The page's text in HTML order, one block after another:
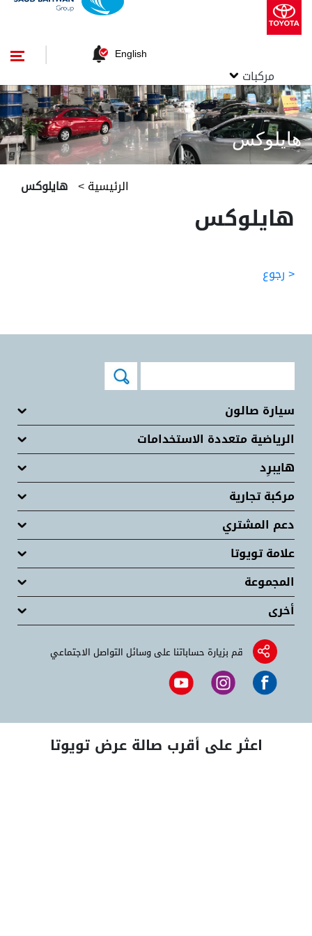
مركبات
English
هايلوكس
الرئيسية> هايلوكس
هايلوكس
< رجوع
سيارة صالون
الرياضية متعددة الاستخدامات
هايبرِد
مركبة تجارية
دعم المشتري
علامة تويوتا
المجموعة
أخرى
قم بزيارة حساباتنا على وسائل التواصل الاجتماعي
اعثر على أقرب صالة عرض تويوتا